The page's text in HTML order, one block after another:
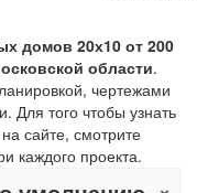
домов 20х10 от 200
области.
чертежами
Для того чтобы узнать
сайте, смотрите
каждого проекта.